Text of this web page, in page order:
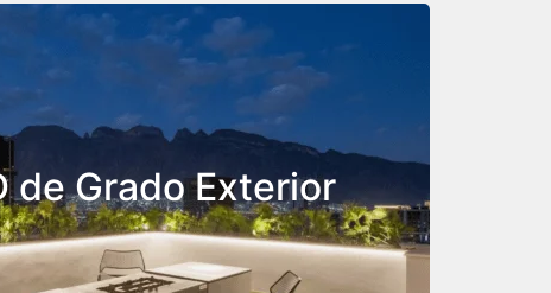
de Grado Exterior
para iluminación
en terrazas,
o bajo muretes.
exterior cuenta con recubrimientos
su brillo y color ante la exposición
solar y la humedad.